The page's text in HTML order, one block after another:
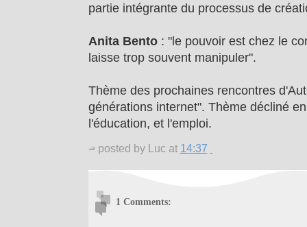
partie intégrante du processus de
Anita Bento: "le pouvoir est chez le
laisse trop souvent manipuler".
Thème des prochaines rencontres
générations internet". Thème décliné
l'éducation, et l'emploi.
posted by Luc at 14:37
1 Comments: